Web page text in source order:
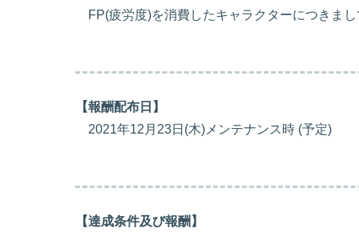
FP(疲労度)を消費したキャラクターにつきま
【報酬配布日】
2021年12月23日(木)メンテナンス時 (予定)
【達成条件及び報酬】